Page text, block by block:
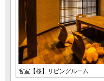
客室【桜】リビングルーム